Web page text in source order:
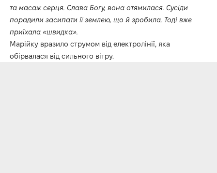
та масаж серця. Слава Богу, вона отямилася. Сусіди
порадили засипати її землею, що й зробила. Тоді вже
приїхала «швидка».
Марійку вразило струмом від електролінії, яка
обірвалася від сильного вітру.